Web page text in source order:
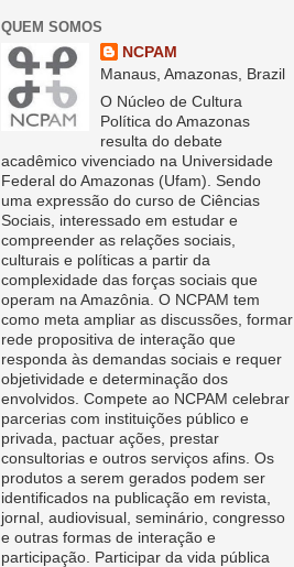
QUEM SOMOS
NCPAM
Manaus, Amazonas, Brazil
O Núcleo de Cultura
Política do Amazonas
resulta do debate
acadêmico vivenciado na Universidade
Federal do Amazonas (Ufam). Sendo
uma expressão do curso de Ciências
Sociais, interessado em estudar e
compreender as relações sociais,
culturais e políticas a partir da
complexidade das forças sociais que
operam na Amazônia. O NCPAM tem
como meta ampliar as discussões, formar
rede propositiva de interação que
responda às demandas sociais e requer
objetividade e determinação dos
envolvidos. Compete ao NCPAM celebrar
parcerias com instituições público e
privada, pactuar ações, prestar
consultorias e outros serviços afins. Os
produtos a serem gerados podem ser
identificados na publicação em revista,
jornal, audiovisual, seminário, congresso
e outras formas de interação e
participação. Participar da vida pública